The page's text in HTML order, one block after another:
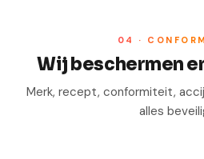
04 ·
Wij beschermen
Merk, recept, conformiteit,
alles